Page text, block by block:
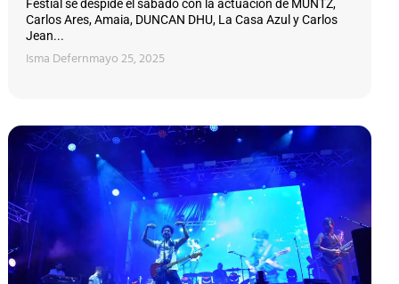
Festial se despide el sábado con la actuación de MUNTZ,
Carlos Ares, Amaia, DUNCAN DHU, La Casa Azul y Carlos
Jean...
Isma Defernmayo 25, 2025